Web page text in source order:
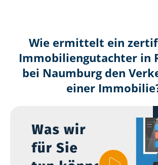
Wie ermittelt ein
Immobilien­gutachter in
bei Naumburg den
einer